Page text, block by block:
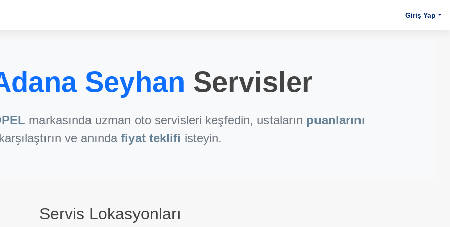
Giriş Yap
Seyhan Servisler
markasında uzman oto servisleri keşfedin, ustaların puanlarını
ve anında fiyat teklifi isteyin.
Servis Lokasyonları